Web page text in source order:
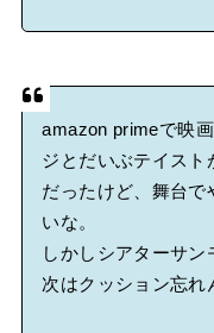
amazon primeで映
ジとだいぶテイスト
だったけど、舞台で
いな。
しかしシアターサン
次はクッション忘